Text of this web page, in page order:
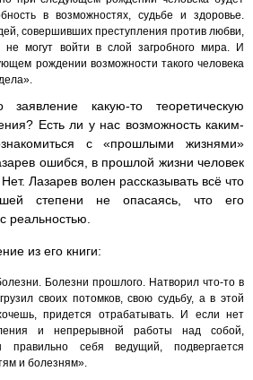
в возможностях, судьбе и здоровье.
совершивших преступления против любви,
не могут войти в слой загробного мира. И
рождении возможности такого человека
какую-то теоретическую
Есть ли у нас возможность каким-
с «прошлыми жизнями»
ошибся, в прошлой жизни человек
Лазарев волен рассказывать всё что
степени не опасаясь, что его
реальностью.
из его книги:
Болезни прошлого. Натворил что-то в
своих потомков, свою судьбу, а в этой
придется отрабатывать. И если нет
и непрерывной работы над собой,
себя ведущий, подвергается
и болезням».